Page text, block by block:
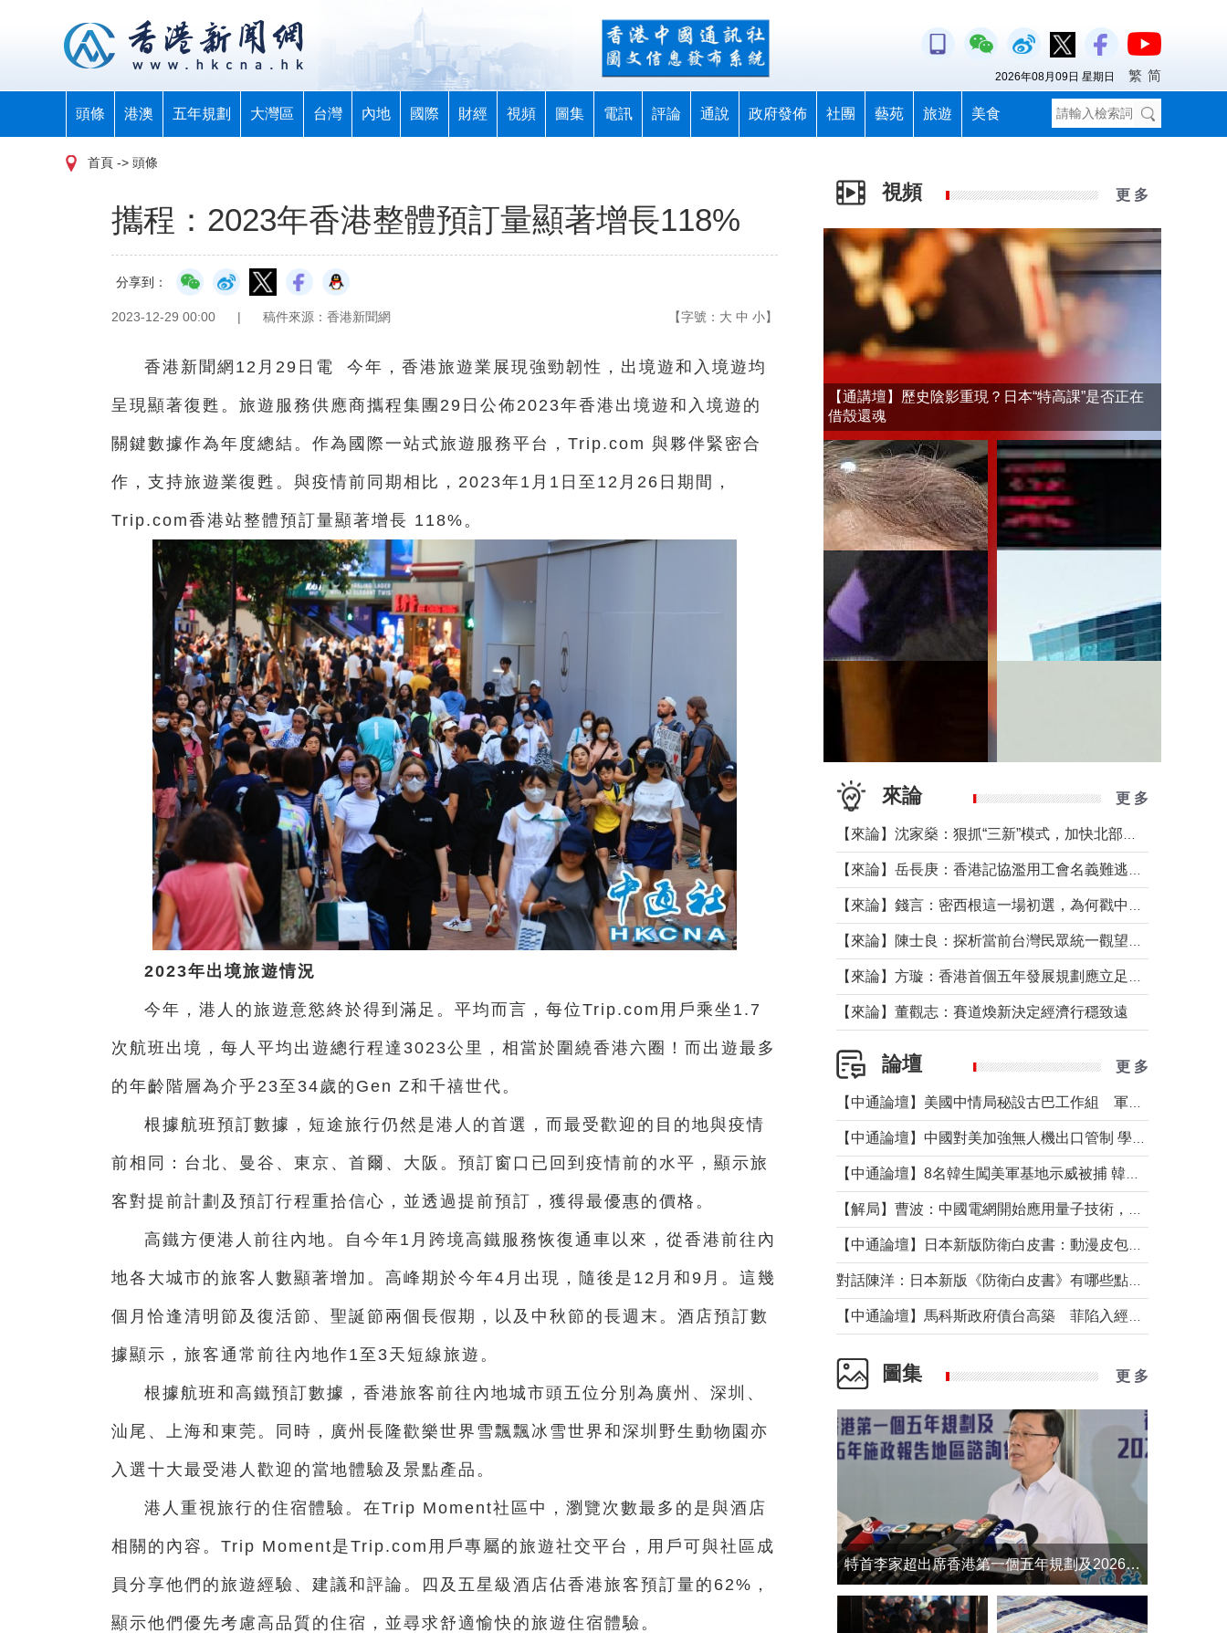
頭條 港澳 五年規劃 大灣區 台灣 內地 國際 財經 視頻 圖集 電訊 評論 通說 政府發佈 社團 藝苑 旅遊 美食
2026年08月09日 星期日 繁 简
首頁 -> 頭條
攜程：2023年香港整體預訂量顯著增長118%
分享到：
2023-12-29 00:00 | 稿件來源：香港新聞網 【字號： 大 中 小】
香港新聞網12月29日電 今年，香港旅遊業展現強勁韌性，出境遊和入境遊均
呈現顯著復甦。旅遊服務供應商攜程集團29日公佈2023年香港出境遊和入境遊的
關鍵數據作為年度總結。作為國際一站式旅遊服務平台，Trip.com 與夥伴緊密合
作，支持旅遊業復甦。與疫情前同期相比，2023年1月1日至12月26日期間，
Trip.com香港站整體預訂量顯著增長 118%。
2023年出境旅遊情況
今年，港人的旅遊意慾終於得到滿足。平均而言，每位Trip.com用戶乘坐1.7
次航班出境，每人平均出遊總行程達3023公里，相當於圍繞香港六圈！而出遊最多
的年齡階層為介乎23至34歲的Gen Z和千禧世代。
根據航班預訂數據，短途旅行仍然是港人的首選，而最受歡迎的目的地與疫情
前相同：台北、曼谷、東京、首爾、大阪。預訂窗口已回到疫情前的水平，顯示旅
客對提前計劃及預訂行程重拾信心，並透過提前預訂，獲得最優惠的價格。
高鐵方便港人前往內地。 自今年1月跨境高鐵服務恢復通車以來，從香港前往內
地各大城市的旅客人數顯著增加。高峰期於今年4月出現，隨後是12月和9月。這幾
個月恰逢清明節及復活節、聖誕節兩個長假期，以及中秋節的長週末。酒店預訂數
據顯示，旅客通常前往內地作1至3天短線旅遊。
根據航班和高鐵預訂數據，香港旅客前往內地城市頭五位分別為廣州、深圳、
汕尾、上海和東莞。同時，廣州長隆歡樂世界雪飄飄冰雪世界和深圳野生動物園亦
入選十大最受港人歡迎的當地體驗及景點產品。
港人重視旅行的住宿體驗。在Trip Moment社區中，瀏覽次數最多的是與酒店
相關的內容。Trip Moment是Trip.com用戶專屬的旅遊社交平台，用戶可與社區成
員分享他們的旅遊經驗、建議和評論。四及五星級酒店佔香港旅客預訂量的62%，
顯示他們優先考慮高品質的住宿，並尋求舒適愉快的旅遊住宿體驗。
視頻 更 多
【通講壇】歷史陰影重現？日本“特高課”是否正在
借殼還魂
來論 更 多
【來論】董觀志：賽道煥新決定經濟行穩致遠
論壇 更 多
圖集 更 多
​特首李家超出席香港第一個五年規劃及2026年《施政報告》地區諮詢會